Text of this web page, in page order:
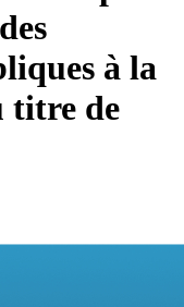
à la
titre de